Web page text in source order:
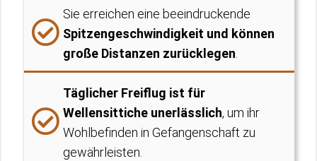
Sie erreichen eine beeindruckende
Spitzengeschwindigkeit und können
große Distanzen zurücklegen.
Täglicher Freiflug ist für
Wellensittiche unerlässlich, um ihr
Wohlbefinden in Gefangenschaft zu
gewährleisten.